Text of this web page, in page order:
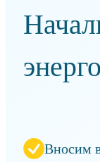
Вносим